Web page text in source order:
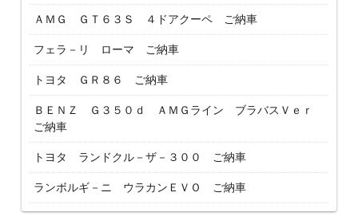
ＡＭＧ ＧＴ６３Ｓ ４ドアクーペ ご納車
フェラ－リ ローマ ご納車
トヨタ ＧＲ８６ ご納車
ＢＥＮＺ Ｇ３５０ｄ ＡＭＧライン ブラバスＶｅｒ
ご納車
トヨタ ランドクル－ザ－３００ ご納車
ランボルギ－ニ ウラカンＥＶＯ ご納車